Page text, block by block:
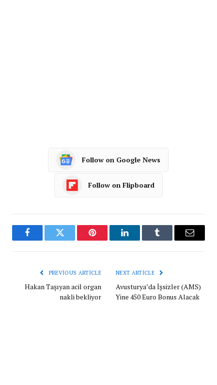
Follow on Google News
Follow on Flipboard
FacebookTwitter Pinterest LinkedInTumblr Email
PREVIOUS ARTICLE
Hakan Taşıyan acil organ
nakli bekliyor
NEXT ARTICLE
Avusturya’da İşsizler (AMS)
Yine 450 Euro Bonus Alacak